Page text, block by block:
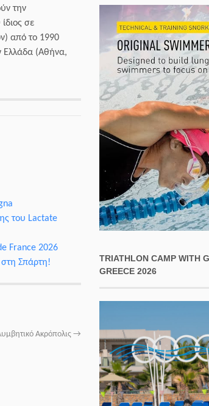
την
σε
από το 1990
Ελλάδα (Αθήνα,
του Lactate
France 2026
Σπάρτη!
Ακρόπολις →
TRIATHLON CAMP WITH
GREECE 2026